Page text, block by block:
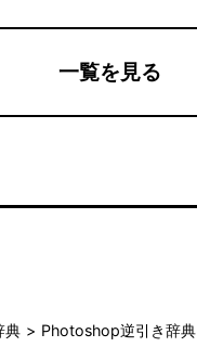
一覧を見る
典 Photoshop逆引き辞典